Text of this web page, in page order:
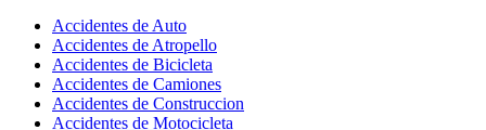
Accidentes de Auto
Accidentes de Atropello
Accidentes de Bicicleta
Accidentes de Camiones
Accidentes de Construccion
Accidentes de Motocicleta